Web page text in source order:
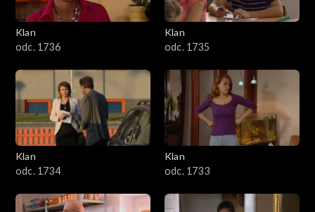
Klan
odc. 1736
Klan
odc. 1735
Klan
odc. 1734
Klan
odc. 1733